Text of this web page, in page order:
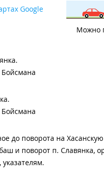
Google
Можно
Бойсмана
Бойсмана
до поворота на Хасанскую
и поворот п.